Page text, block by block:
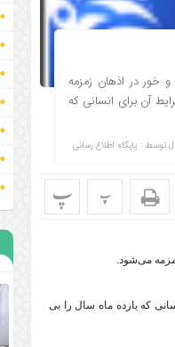
خور در اذهان زمزمه
آن برای انسانی که
توسط : پایگاه اطلاع رسانی
پ پ
می‌شود.
که یازده ماه سال را بی